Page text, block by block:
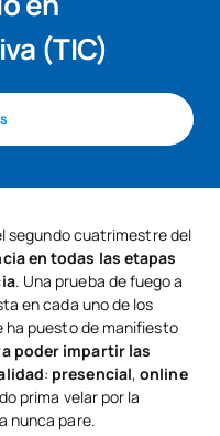
(TIC)
segundo cuatrimestre del
en todas las etapas
. Una prueba de fuego a
en cada uno de los
ha puesto de manifiesto
poder impartir las
: presencial,online
prima velar por la
nunca pare.